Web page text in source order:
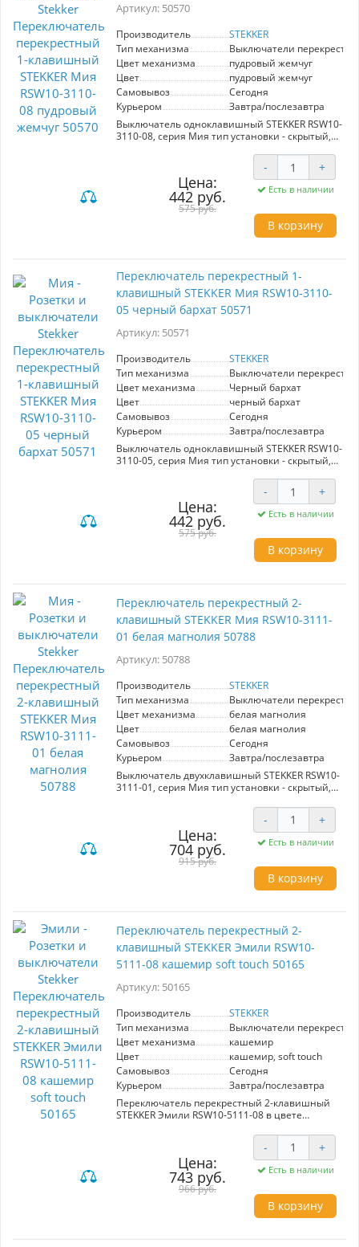
Артикул: 50570
Производитель
STEKKER
Тип механизма
Выключатели
Цвет механизма
пудровый жемчуг
Цвет
пудровый жемчуг
Самовывоз
Сегодня
Курьером
Завтра/послезавтра
Выключатель одноклавишный STEKKER RSW10-
3110-08, серия Мия тип установки - скрытый,
жемчуг, материал изделия поликарбонат.
Номинальное напряжение 250 , номинальный
Цена:
442 руб.
575 руб.
- +
Есть в наличии
В корзину
Переключатель перекрестный 1-
клавишный STEKKER Мия RSW10-3110-
05 черный бархат 50571
Артикул: 50571
Производитель
STEKKER
Тип механизма
Выключатели
Цвет механизма
Черный бархат
Цвет
черный бархат
Самовывоз
Сегодня
Курьером
Завтра/послезавтра
Выключатель одноклавишный STEKKER RSW10-
3110-05, серия Мия тип установки - скрытый,
бархат, материал изделия поликарбонат.
Номинальное напряжение 250 , номинальный
Цена:
442 руб.
575 руб.
- +
Есть в наличии
В корзину
Переключатель перекрестный 2-
клавишный STEKKER Мия RSW10-3111-
01 белая магнолия 50788
Артикул: 50788
Производитель
STEKKER
Тип механизма
Выключатели
Цвет механизма
белая магнолия
Цвет
белая магнолия
Самовывоз
Сегодня
Курьером
Завтра/послезавтра
Выключатель двухклавишный STEKKER RSW10-
3111-01, серия Мия тип установки - скрытый,
магнолия, материал изделия поликарбонат.
Номинальное напряжение 250 , номинальный
Цена:
704 руб.
915 руб.
- +
Есть в наличии
В корзину
Переключатель перекрестный 2-
клавишный STEKKER Эмили RSW10-
5111-08 кашемир soft touch 50165
Артикул: 50165
Производитель
STEKKER
Тип механизма
Выключатели
Цвет механизма
кашемир
Цвет
кашемир, soft touch
Самовывоз
Сегодня
Курьером
Завтра/послезавтра
Переключатель перекрестный 2-клавишный
STEKKER Эмили RSW10-5111-08 в цвете
идеальное решение для современных
интерьеров. Его стильный дизайн гармонично
впишется в любой интерьер, добавляя уют и
элегантность. Удобные клавиши
обеспечивают легкость управления
освещением, что создает комфортную
атмосферу в вашем доме. Изготовленный из
Цена:
743 руб.
966 руб.
- +
Есть в наличии
В корзину